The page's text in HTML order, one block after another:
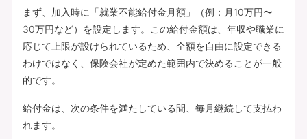
まず、加入時に「就業不能給付金月額」（例：月10万円〜
30万円など）を設定します。この給付金額は、年収や職業に
応じて上限が設けられているため、全額を自由に設定できる
わけではなく、保険会社が定めた範囲内で決めることが一般
的です。
給付金は、次の条件を満たしている間、毎月継続して支払わ
れます。